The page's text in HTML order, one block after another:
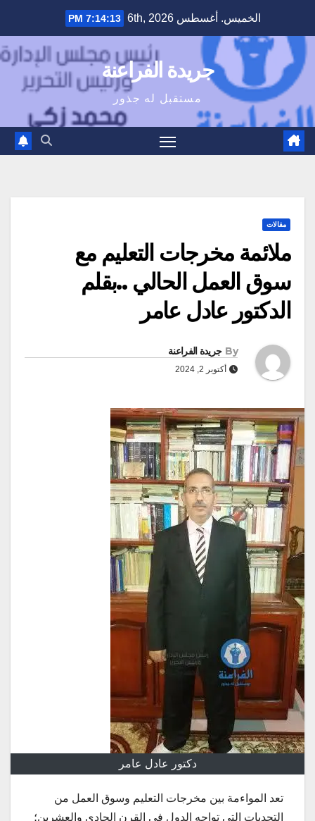
content
الخميس. أغسطس 6th, 2026 7:14:14 PM
جريدة الفراعنة
مستقبل له جذور
مقالات
ملائمة مخرجات التعليم مع
سوق العمل الحالي ..بقلم
الدكتور عادل عامر
By جريدة الفراعنة
أكتوبر 2, 2024
دكتور عادل عامر
تعد المواءمة بين مخرجات التعليم وسوق العمل من
التحديات التي تواجه الدول في القرن الحادي والعشرين؛